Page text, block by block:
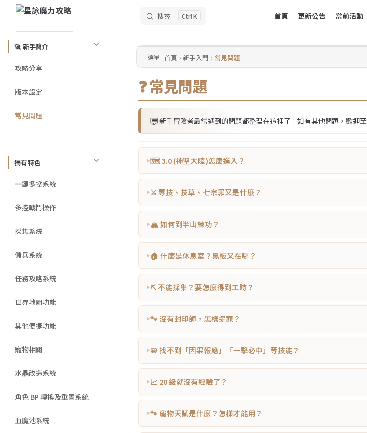
Skip to content 搜尋 K
Main Navigation
首頁 更新公告 當前活動
🚀 新手簡介
攻略分享
版本設定
常見問題
獨有特色
一鍵多控系統
多控戰鬥操作
採集系統
傭兵系統
任務攻略系統
世界地圖功能
其他便捷功能
寵物相關
水晶改造系統
角色 BP 轉換及重置系統
血魔池系統
選單 首頁 新手入門 常見問題
❓ 常見問題
💬新手冒險者最常遇到的問題都整理在這裡了！如有其他問題，歡迎至
🗺️ 3.0 (神聖大陸)怎麼進入？
⚔️ 專技、技草、七宗罪又是什麼？
🏔️ 如何到半山練功？
🏠 什麼是休息室？黑板又在哪？
⛏️ 不能採集？要怎麼得到工時？
🐾 沒有封印師，怎樣捉寵？
📛 找不到「因果報應」「一擊必中」等技能？
📈 20 級就沒有經驗了？
🐾 寵物天賦是什麼？怎樣才能用？